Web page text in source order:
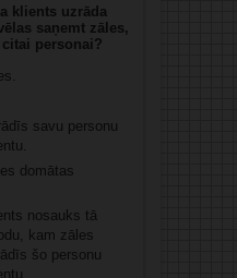
klients uzrāda
saņemt zāles,
personai?
savu personu
domātas
nosauks tā
kam zāles
šo personu